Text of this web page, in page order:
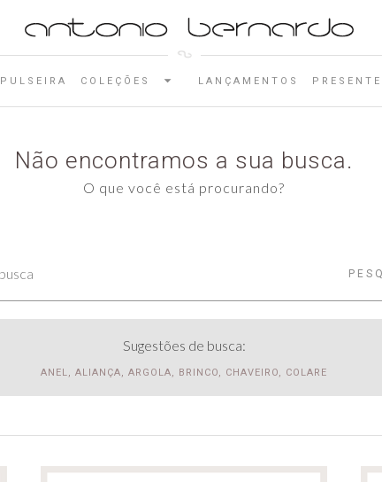
PULSEIRA COLEÇÕES LANÇAMENTOS
Não encontramos a sua busca.
O que você está procurando?
Sugestões de busca:
ANEL, ALIANÇA, ARGOLA, BRINCO, CHAVEIRO, COLARE